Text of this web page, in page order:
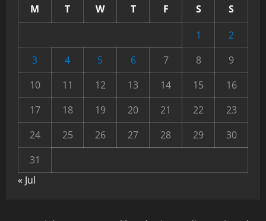
M T W T F S
S
1
2
3
4 5 6 7 8
9
10
11 12 13 14 15
16
17
18 19 20 21 22
23
24
25 26 27 28 29
30
31
« Jul